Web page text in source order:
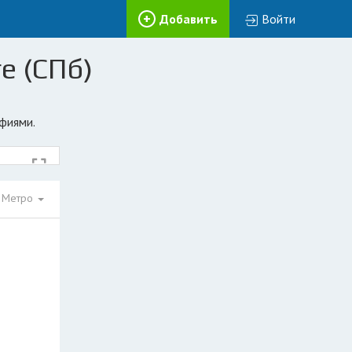
Добавить Войти
(СПб)
Метро